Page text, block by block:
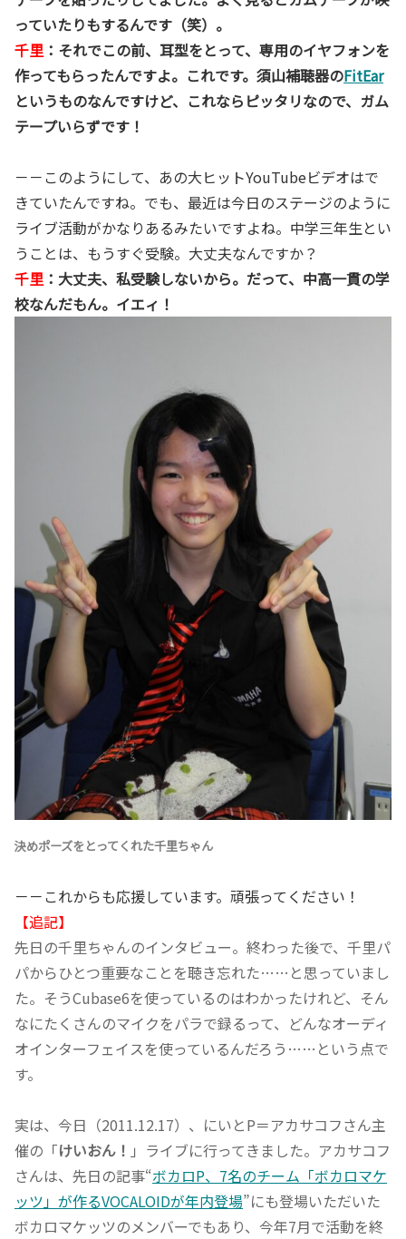
っていたりもするんです（笑）。
千里：それでこの前、耳型をとって、専用のイヤフォンを
作ってもらったんですよ。これです。須山補聴器のFitEar
というものなんですけど、これならピッタリなので、ガム
テープいらずです！
－－このようにして、あの大ヒットYouTubeビデオはで
きていたんですね。でも、最近は今日のステージのように
ライブ活動がかなりあるみたいですよね。中学三年生とい
うことは、もうすぐ受験。大丈夫なんですか？
千里：大丈夫、私受験しないから。だって、中高一貫の学
校なんだもん。イエィ！
決めポーズをとってくれた千里ちゃん
－－これからも応援しています。頑張ってください！
【追記】
先日の千里ちゃんのインタビュー。終わった後で、千里パ
パからひとつ重要なことを聴き忘れた……と思っていまし
た。そうCubase6を使っているのはわかったけれど、そん
なにたくさんのマイクをパラで録るって、どんなオーディ
オインターフェイスを使っているんだろう……という点で
す。
実は、今日（2011.12.17）、にいとP＝アカサコフさん主
催の「けいおん！ 」ライブに行ってきました。アカサコフ
さんは、先日の記事“ボカロP、7名のチーム「ボカロマケ
ッツ」が作るVOCALOIDが年内登場”にも登場いただいた
ボカロマケッツのメンバーでもあり、今年7月で活動を終